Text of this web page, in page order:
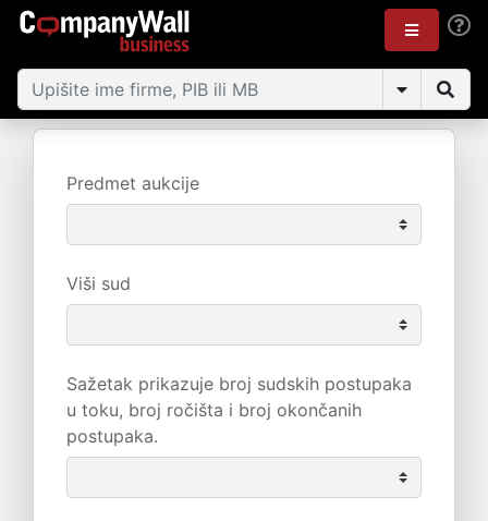
Predmet aukcije
Viši sud
Sažetak prikazuje broj sudskih postupaka
u toku, broj ročišta i broj okončanih
postupaka.